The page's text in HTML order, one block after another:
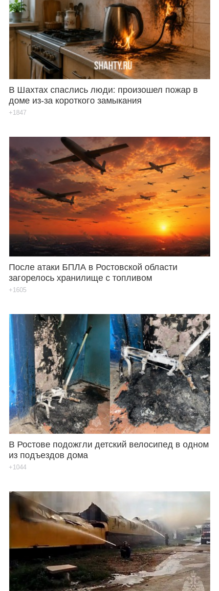
В Шахтах спаслись люди: произошел пожар в
доме из-за короткого замыкания
+1847
После атаки БПЛА в Ростовской области
загорелось хранилище с топливом
+1605
В Ростове подожгли детский велосипед в одном
из подъездов дома
+1044